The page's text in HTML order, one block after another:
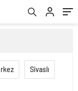
Sivaslı